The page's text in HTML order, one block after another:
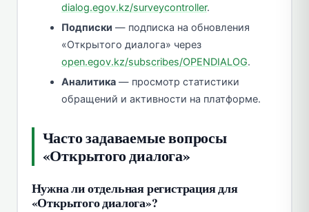
dialog.egov.kz/surveycontroller.
Подписки — подписка на обновления
«Открытого диалога» через
open.egov.kz/subscribes/OPENDIALOG.
Аналитика — просмотр статистики
обращений и активности на платформе.
Часто задаваемые вопросы
«Открытого диалога»
Нужна ли отдельная регистрация для
«Открытого диалога»?